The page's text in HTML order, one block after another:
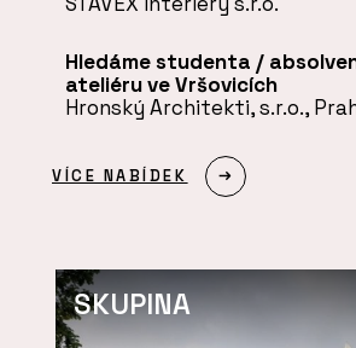
Hledáme studenta /
ateliéru ve Vršovicích
Hronský Architekti, s.r.o.,
VÍCE NABÍDEK
SKUPINA